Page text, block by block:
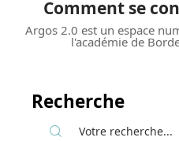
Comment se
Argos 2.0 est un espace
l'académie de
Recherche